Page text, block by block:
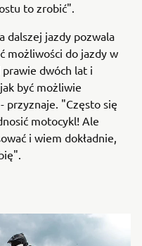
to zrobić".
dalszej jazdy pozwala
możliwości do jazdy w
dwóch lat i
być możliwie
przyznaje. "Często się
motocykl! Ale
i wiem dokładnie,